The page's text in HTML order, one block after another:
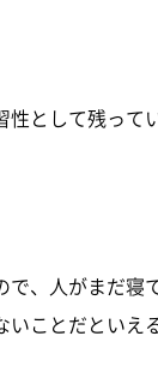
として残って
で、人がまだ
ことだといえ